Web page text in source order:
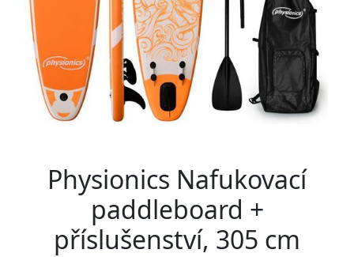
Physionics Nafukovací
paddleboard +
příslušenství, 305 cm